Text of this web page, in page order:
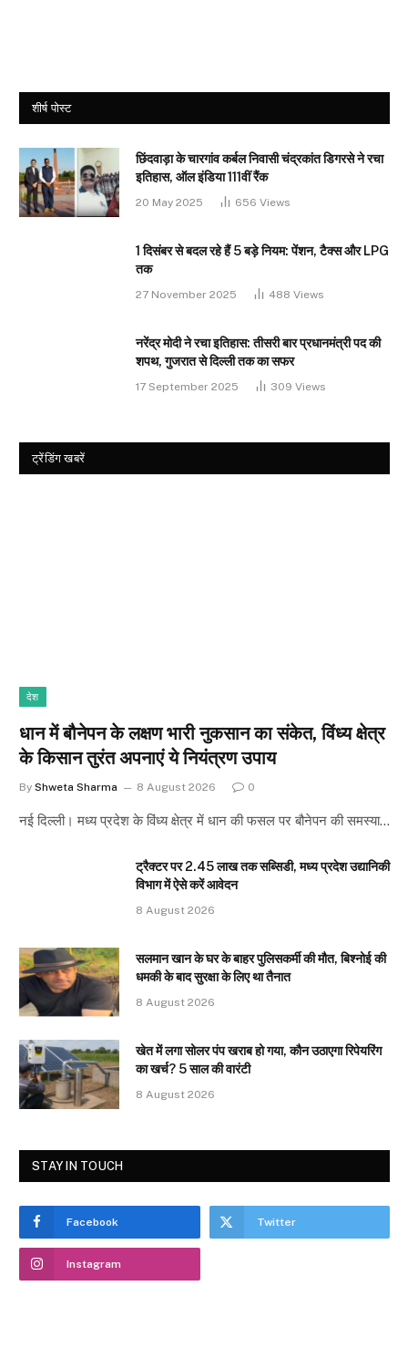
शीर्ष पोस्ट
छिंदवाड़ा के चारगांव कर्बल निवासी चंद्रकांत डिगरसे ने रचा
इतिहास, ऑल इंडिया 111वीं रैंक
20 May 2025 656 Views
1 दिसंबर से बदल रहे हैं 5 बड़े नियम: पेंशन, टैक्स और LPG
तक
27 November 2025 488 Views
नरेंद्र मोदी ने रचा इतिहास: तीसरी बार प्रधानमंत्री पद की
शपथ, गुजरात से दिल्ली तक का सफर
17 September 2025 309 Views
ट्रेंडिंग खबरें
देश
धान में बौनेपन के लक्षण भारी नुकसान का संकेत, विंध्य क्षेत्र
के किसान तुरंत अपनाएं ये नियंत्रण उपाय
By Shweta Sharma 8 August 2026 0
नई दिल्ली। मध्य प्रदेश के विंध्य क्षेत्र में धान की फसल पर बौनेपन की समस्या…
ट्रैक्टर पर 2.45 लाख तक सब्सिडी, मध्य प्रदेश उद्यानिकी
विभाग में ऐसे करें आवेदन
8 August 2026
सलमान खान के घर के बाहर पुलिसकर्मी की मौत, बिश्नोई की
धमकी के बाद सुरक्षा के लिए था तैनात
8 August 2026
खेत में लगा सोलर पंप खराब हो गया, कौन उठाएगा रिपेयरिंग
का खर्च? 5 साल की वारंटी
8 August 2026
STAY IN TOUCH
Facebook Twitter
Instagram